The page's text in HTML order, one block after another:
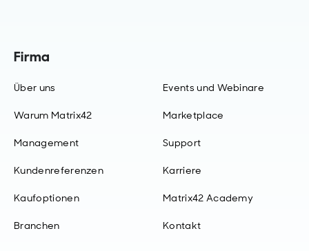
Firma
Über uns
Warum Matrix42
Management
Kundenreferenzen
Kaufoptionen
Branchen
Events und Webinare
Marketplace
Support
Karriere
Matrix42 Academy
Kontakt